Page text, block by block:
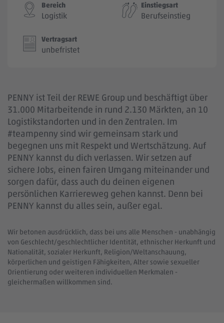
Bereich
Logistik
Einstiegsart
Berufseinstieg
Vertragsart
unbefristet
PENNY ist Teil der REWE Group und beschäftigt über
31.000 Mitarbeitende in rund 2.130 Märkten, an 10
Logistikstandorten und in den Zentralen. Im
#teampenny sind wir gemeinsam stark und
begegnen uns mit Respekt und Wertschätzung. Auf
PENNY kannst du dich verlassen. Wir setzen auf
sichere Jobs, einen fairen Umgang miteinander und
sorgen dafür, dass auch du deinen eigenen
persönlichen Karriereweg gehen kannst. Denn bei
PENNY kannst du alles sein, außer egal.
Wir betonen ausdrücklich, dass bei uns alle Menschen - unabhängig
von Geschlecht/geschlechtlicher Identität, ethnischer Herkunft und
Nationalität, sozialer Herkunft, Religion/Weltanschauung,
körperlichen und geistigen Fähigkeiten, Alter sowie sexueller
Orientierung oder weiteren individuellen Merkmalen -
gleichermaßen willkommen sind.